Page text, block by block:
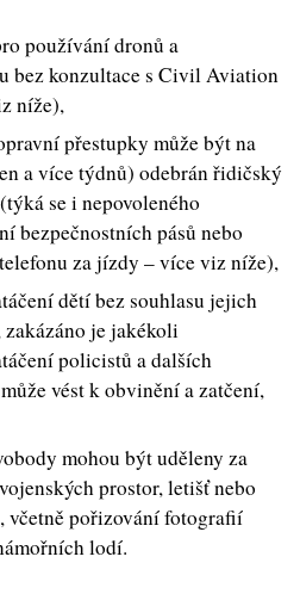
používání dronů a
bez konzultace s Civil Aviation
níže),
přestupky může být na
a více týdnů) odebrán řidičský
se i nepovoleného
bezpečnostních pásů nebo
za jízdy – více viz níže),
dětí bez souhlasu jejich
je jakékoli
policistů a dalších
vést k obvinění a zatčení,
mohou být uděleny za
prostor, letišť nebo
včetně pořizování fotografií
lodí.